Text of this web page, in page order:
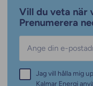
Vill du veta när
Prenumerera
Samtycke*
Jag vill hålla mig
Kalmar Energi